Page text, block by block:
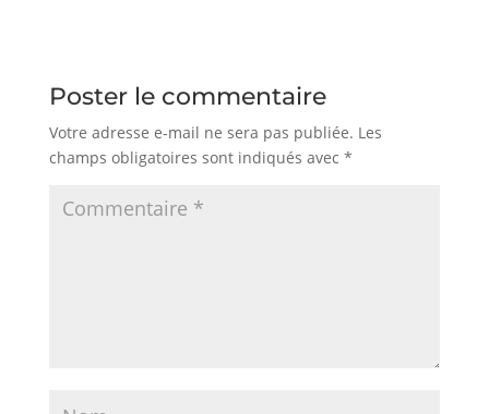
Poster le commentaire
Votre adresse e-mail ne sera pas publiée. Les
champs obligatoires sont indiqués avec *